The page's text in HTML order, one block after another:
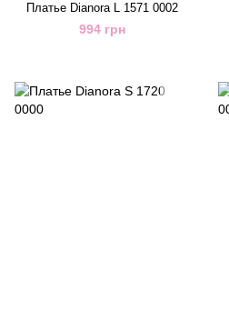
Платье Dianora L 1571 0002
994 грн